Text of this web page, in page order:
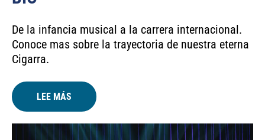
De la infancia musical a la carrera internacional.
Conoce mas sobre la trayectoria de nuestra eterna
Cigarra.
LEE MÁS